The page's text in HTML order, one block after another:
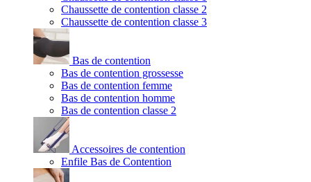
Chaussette de contention classe 2
Chaussette de contention classe 3
Bas de contention
Bas de contention grossesse
Bas de contention femme
Bas de contention homme
Bas de contention classe 2
Accessoires de contention
Enfile Bas de Contention